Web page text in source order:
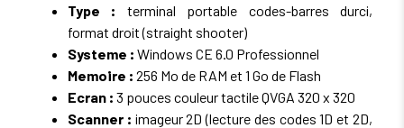
Type : terminal portable codes-barres durci,
format droit (straight shooter)
Systeme : Windows CE 6.0 Professionnel
Memoire : 256 Mo de RAM et 1 Go de Flash
Ecran : 3 pouces couleur tactile QVGA 320 x 320
Scanner : imageur 2D (lecture des codes 1D et 2D,